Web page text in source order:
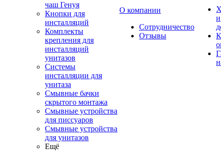
чаш Генуя
Кнопки для
инсталляций
Комплекты
крепления для
инсталляций
унитазов
Системы
инсталляции для
унитаза
Смывные бачки
скрытого монтажа
Смывные устройства
для писсуаров
Смывные устройства
для унитазов
Ещё
О компании
Сотрудничество
Отзывы
и